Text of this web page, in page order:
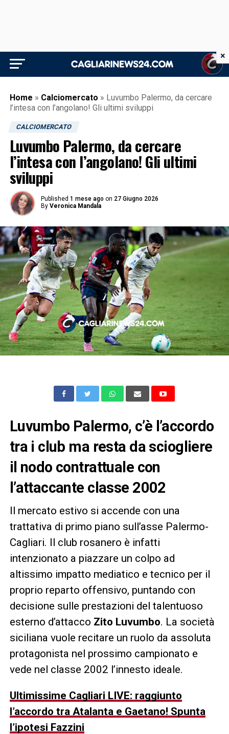
Home » Calciomercato » Luvumbo Palermo, da cercare
l’intesa con l’angolano! Gli ultimi sviluppi
CALCIOMERCATO
Luvumbo Palermo, da cercare
l’intesa con l’angolano! Gli ultimi
sviluppi
Published 1 mese ago on 27 Giugno 2026
By Veronica Mandala
Luvumbo Palermo, c’è l’accordo
tra i club ma resta da sciogliere
il nodo contrattuale con
l’attaccante classe 2002
Il mercato estivo si accende con una
trattativa di primo piano sull’asse Palermo-
Cagliari. Il club rosanero è infatti
intenzionato a piazzare un colpo ad
altissimo impatto mediatico e tecnico per il
proprio reparto offensivo, puntando con
decisione sulle prestazioni del talentuoso
esterno d’attacco Zito Luvumbo. La società
siciliana vuole recitare un ruolo da assoluta
protagonista nel prossimo campionato e
vede nel classe 2002 l’innesto ideale.
Ultimissime Cagliari LIVE: raggiunto
l’accordo tra Atalanta e Gaetano! Spunta
l’ipotesi Fazzini
×